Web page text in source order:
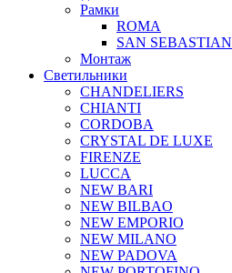
Рамки
ROMA
SAN SEBASTIAN
Монтаж
Светильники
CHANDELIERS
CHIANTI
CORDOBA
CRYSTAL DE LUXE
FIRENZE
LUCCA
NEW BARI
NEW BILBAO
NEW EMPORIO
NEW MILANO
NEW PADOVA